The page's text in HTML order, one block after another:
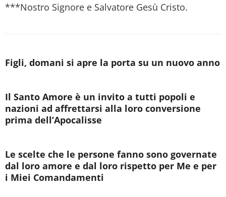
***Nostro Signore e Salvatore Gesù Cristo.
Figli, domani si apre la porta su un nuovo anno
Il Santo Amore è un invito a tutti popoli e
nazioni ad affrettarsi alla loro conversione
prima dell’Apocalisse
Le scelte che le persone fanno sono governate
dal loro amore e dal loro rispetto per Me e per
i Miei Comandamenti